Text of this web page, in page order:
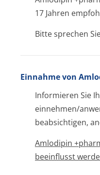
17 Jahren
Bitte sprechen
Einnahme von
Informieren Sie
einnehmen/
beabsichtigen,
Amlodipin
beeinflusst